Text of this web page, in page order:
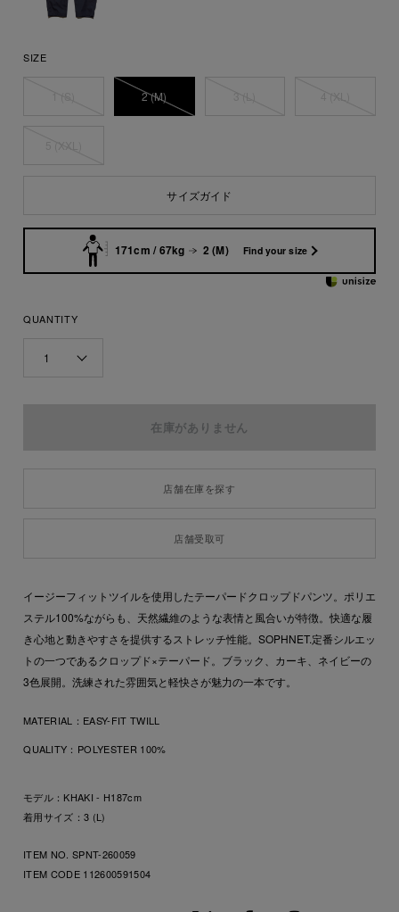
SIZE
2 (M)
サイズガイド
171cm / 67kg 2 (M) Find your size
QUANTITY
1
店舗在庫を探す
店舗受取可
イージーフィットツイルを使用したテーパードクロップドパンツ。ポリエ
ステル100%ながらも、天然繊維のような表情と風合いが特徴。快適な履
き心地と動きやすさを提供するストレッチ性能。SOPHNET.定番シルエッ
トの一つであるクロップド×テーパード。ブラック、カーキ、ネイビーの
3色展開。洗練された雰囲気と軽快さが魅力の一本です。
MATERIAL： EASY-FIT TWILL
QUALITY： POLYESTER 100%
モデル：KHAKI - H187cm
着用サイズ：3 (L)
ITEM NO. SPNT-260059
ITEM CODE 112600591504